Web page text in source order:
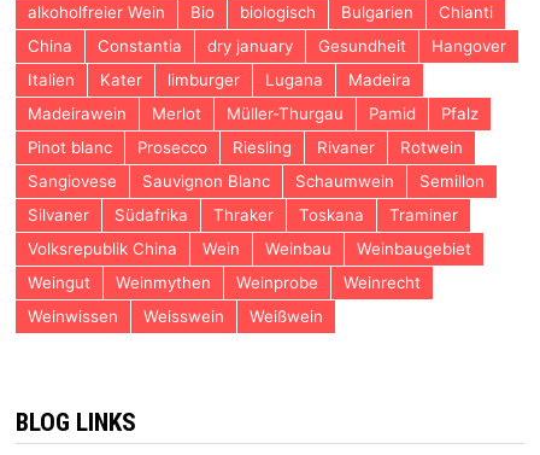
alkoholfreier Wein Bio biologisch Bulgarien
Chianti
China
Constantia dry january Gesundheit
Hangover
Italien
Kater limburger Lugana
Madeira
Madeirawein
Merlot Müller-Thurgau Pamid
Pfalz
Pinot blanc
Prosecco Riesling Rivaner
Rotwein
Sangiovese
Sauvignon Blanc Schaumwein
Semillon
Silvaner
Südafrika Thraker Toskana
Traminer
Volksrepublik China
Wein Weinbau
Weinbaugebiet
Weingut
Weinmythen Weinprobe
Weinrecht
Weinwissen
Weisswein Weißwein
BLOG LINKS